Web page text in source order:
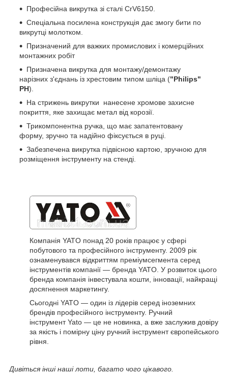
Професійна викрутка зі сталі CrV6150.
Спеціальна посилена конструкція дає змогу бити по
викрутці молотком.
Призначений для важких промислових і комерційних
монтажних робіт
Призначена викрутка для монтажу/демонтажу
нарізних з'єднань із хрестовим типом шліца ("Philips"
PH).
На стрижень викрутки нанесене хромове захисне
покриття, яке захищає метал від корозії.
Трикомпонентна ручка, що має запатентовану
форму, зручно та надійно фіксується в руці.
Забезпечена викрутка підвісною картою, зручною для
розміщення інструменту на стенді.
Компанія YATO понад 20 років працює у сфері
побутового та професійного інструменту. 2009 рік
ознаменувався відкриттям преміумсегмента серед
інструментів компанії — бренда YATO. У розвиток цього
бренда компанія інвестувала кошти, інновації, найкращі
досягнення маркетингу.
Сьогодні YATO — один із лідерів серед іноземних
брендів професійного інструменту. Ручний
інструмент Yato — це не новинка, а вже заслужив довіру
за якість і помірну ціну ручний інструмент європейського
рівня.
Дивіться інші наші лоти, багато чого цікавого.